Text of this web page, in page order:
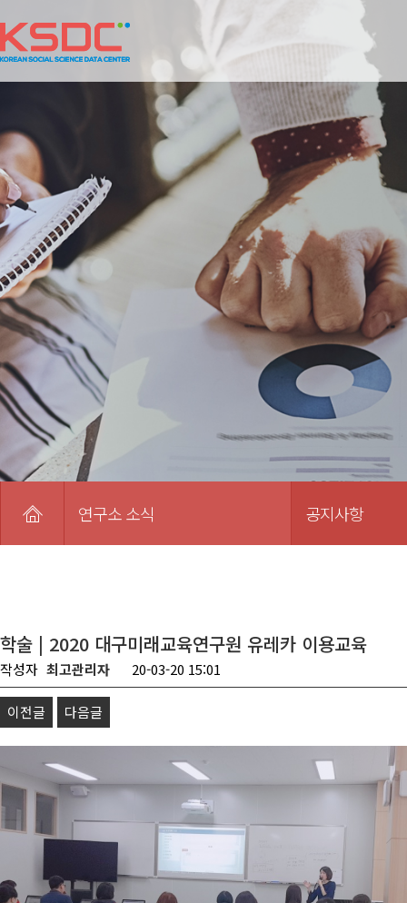
연구소 소식 공지사항
학술 | 2020 대구미래교육연구원 유레카 이용교육
작성자 최고관리자 20-03-20 15:01
이전글 다음글